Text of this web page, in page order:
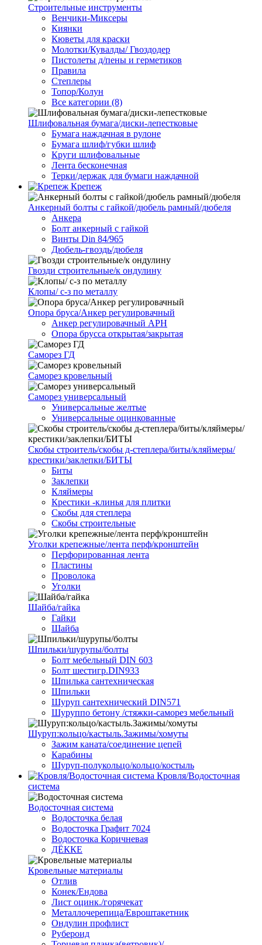
Строительные инструменты
Венчики-Миксеры
Киянки
Кюветы для краски
Молотки/Кувалды/ Гвоздодер
Пистолеты д/пены и герметиков
Правила
Степлеры
Топор/Колун
Все категории (8)
Шлифовальная бумага/диски-лепестковые
Бумага наждачная в рулоне
Бумага шлиф/губки шлиф
Круги шлифовальные
Лента бесконечная
Терки/держак для бумаги наждачной
Крепеж
Анкерный болты с гайкой/дюбель рамный/дюбеля
Анкера
Болт анкерный с гайкой
Винты Din 84/965
Дюбель-гвоздь/дюбеля
Гвозди строительные/к ондулину
Клопы/ с-з по металлу
Опора бруса/Анкер регулировачный
Анкер регулировачный АРН
Опора брусса открытая/закрытая
Саморез ГД
Саморез кровельный
Саморез универсальный
Универсальные желтые
Универсальные оцинкованные
Скобы строитель/скобы д-степлера/биты/кляймеры/
крестики/заклепки/БИТЫ
Биты
Заклепки
Кляймеры
Крестики -клинья для плитки
Скобы для степлера
Скобы строительные
Уголки крепежные/лента перф/кронштейн
Перфорированная лента
Пластины
Проволока
Уголки
Шайба/гайка
Гайки
Шайба
Шпильки/шурупы/болты
Болт мебельный DIN 603
Болт шестигр.DIN933
Шпилька сантехническая
Шпильки
Шуруп сантехнический DIN571
Шуруппо бетону /стяжки-саморез мебельный
Шуруп:кольцо/кастыль.Зажимы/хомуты
Зажим каната/соединение цепей
Карабины
Шуруп-полукольцо/кольцо/костыль
Кровля/Водосточная
система
Водосточная система
Водосточка белая
Водосточка Графит 7024
Водосточка Коричневая
ДЁККЕ
Кровельные материалы
Отлив
Конек/Ендова
Лист оцинк./горячекат
Металлочерепица/Евроштакетник
Ондулин профлист
Рубероид